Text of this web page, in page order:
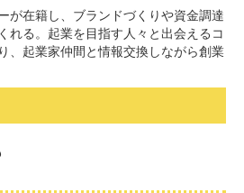
が在籍し、ブランドづくりや資金調達
れる。起業を目指す人々と出会えるコ
、起業家仲間と情報交換しながら創業